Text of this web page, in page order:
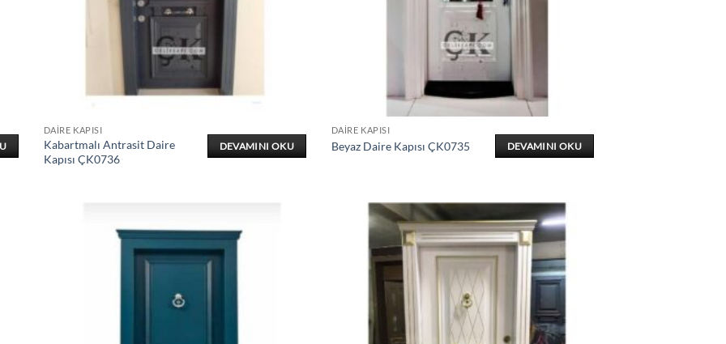
DAIRE KAPISI
Kabartmalı Antrasit Daire
Kapısı ÇK0736
DEVAMINI OKU
DAIRE KAPISI
Beyaz Daire Kapısı ÇK0735 DEVAMINI OKU